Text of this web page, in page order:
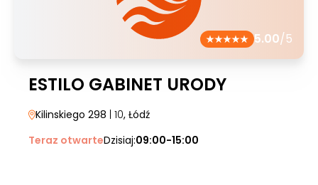
5.00/5
ESTILO GABINET URODY
Kilinskiego 298 | 10, Łódź
Teraz otwarteDzisiaj:09:00-15:00